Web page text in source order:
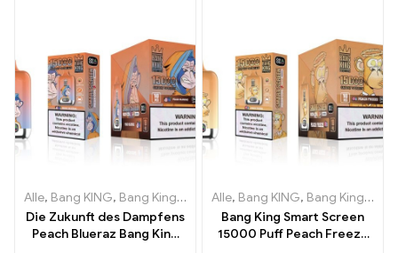
Alle, Bang KING, Bang King Smart Screen 15000 Puff ,Einweg-E-
Die Zukunft des Dampfens
Peach Blueraz Bang King
Alle, Bang KING, Bang King Smart Screen 15000 Puff
Bang King Smart Screen
15000 Puff Peach Freeze